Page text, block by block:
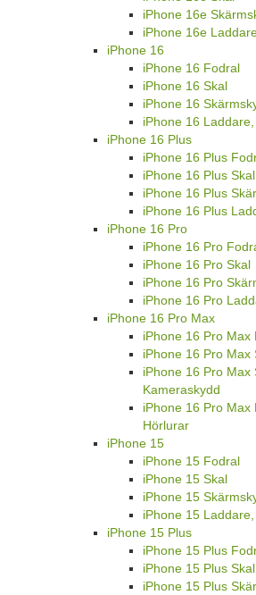
iPhone 16e
iPhone 16e
iPhone 16
iPhone 16 Fodral
iPhone 16 Skal
iPhone 16
iPhone 16
iPhone 16 Plus
iPhone 16 Plus
iPhone 16 Plus Skal
iPhone 16 Plus
iPhone 16 Plus
iPhone 16 Pro
iPhone 16 Pro
iPhone 16 Pro Skal
iPhone 16 Pro
iPhone 16 Pro
iPhone 16 Pro Max
iPhone 16 Pro Max
iPhone 16 Pro Max
iPhone 16 Pro Max
Kameraskydd
iPhone 16 Pro Max
Hörlurar
iPhone 15
iPhone 15 Fodral
iPhone 15 Skal
iPhone 15
iPhone 15
iPhone 15 Plus
iPhone 15 Plus
iPhone 15 Plus Skal
iPhone 15 Plus